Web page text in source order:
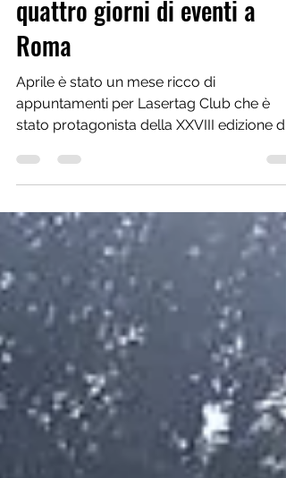
Il lasergame conquista
Romics, successo per la
quattro giorni di eventi a
Roma
Aprile è stato un mese ricco di
appuntamenti per Lasertag Club che è
Romics, il Festival...